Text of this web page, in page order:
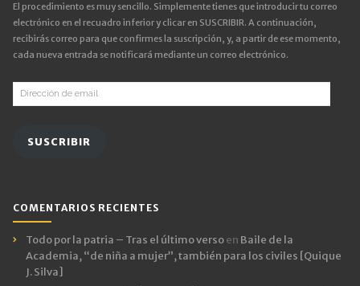
El procedimiento es muy sencillo. Simplemente tienes que introducir tu correo
electrónico en el recuadro inferior y clicar en SUSCRIBIR. A continuación,
recibirás correo para que confirmes la suscripción, y, a partir de ese momento,
cada nueva entrada se notificará mediante un correo electrónico.
Dirección
de
SUSCRIBIR
COMENTARIOS RECIENTES
Todo por la patria – Tras el último versoen Baile de la
Academia, “de niña a mujer”, también para los civiles [Quique
J. Silva]